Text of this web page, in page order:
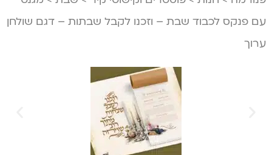
עם פנקס לכבוד שבת – וזכנו לקבל שבתות – דגם שולחן
ערוך